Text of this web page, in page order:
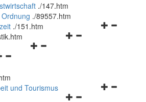
./147.htm
./89557.htm
Navigationsmenü
./151.htm
Navigationsmenü
Navigationsmenü
und Tourismus